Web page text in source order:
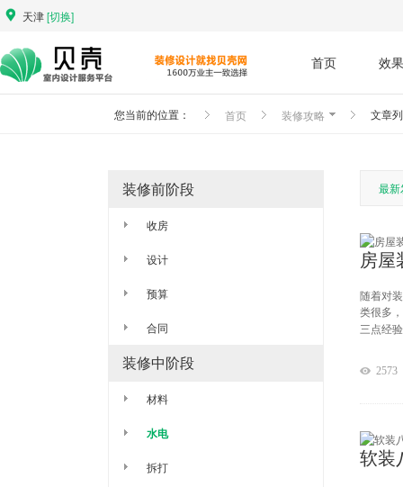
天津[切换]
首页 效
您当前的位置： 首页 装修攻略 文章
装修前阶段
收房
设计
预算
合同
装修中阶段
材料
水电
拆打
最新
房屋
随着对
类很多
三点经
2573
软装